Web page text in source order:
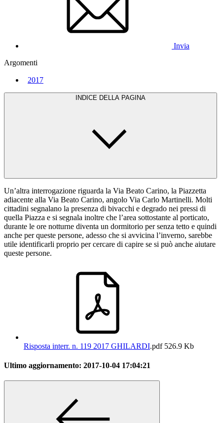
Invia
Argomenti
2017
INDICE DELLA PAGINA
Un’altra interrogazione riguarda la Via Beato Carino, la Piazzetta
adiacente alla Via Beato Carino, angolo Via Carlo Martinelli. Molti
cittadini segnalano la presenza di bivacchi e degrado nei pressi di
quella Piazza e si segnala inoltre che l’area sottostante al porticato,
durante le ore notturne diventa un dormitorio per senza tetto e quindi
anche per queste persone, adesso che si avvicina l’inverno, sarebbe
utile identificarli proprio per cercare di capire se si può anche aiutare
queste persone.
Risposta interr. n. 119 2017 GHILARDI.pdf526.9 Kb
Ultimo aggiornamento: 2017-10-04 17:04:21